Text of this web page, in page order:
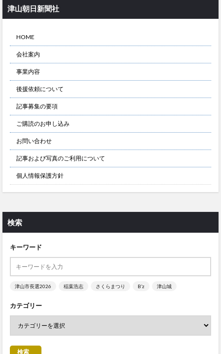
津山朝日新聞社
HOME
会社案内
事業内容
後援依頼について
記事募集の要項
ご購読のお申し込み
お問い合わせ
記事および写真のご利用について
個人情報保護方針
検索
キーワード
津山市長選2026 稲葉浩志 さくらまつり B’z 津山城
カテゴリー
検索